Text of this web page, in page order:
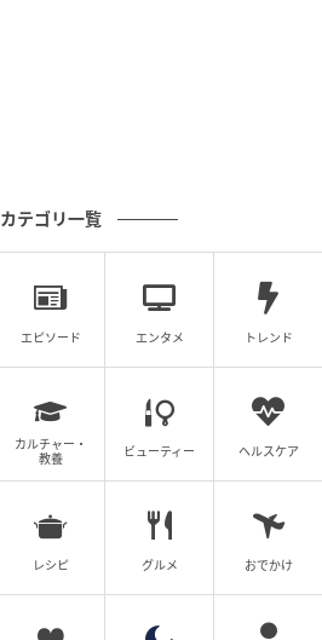
カテゴリ一覧
エピソード エンタメ トレンド
カルチャー・
教養
ビューティー ヘルスケア
レシピ グルメ おでかけ